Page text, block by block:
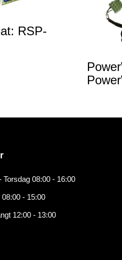
RSP-
Torsdag 08:00 - 16:00
08:00 - 15:00
12:00 - 13:00